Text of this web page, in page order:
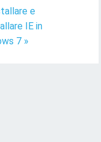
e
IE in
7 »